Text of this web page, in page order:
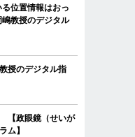
位置情報はおっ
教授のデジタル
授のデジタル指
【政眼鏡（せいが
ム】